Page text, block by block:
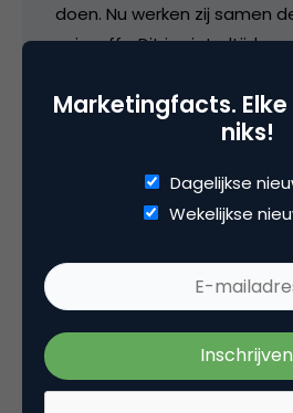
doen. Nu werken zij samen
spin-offs. Dit is niet altijd
kennis, innovatie en geld.
onderdeel van een
26 augustus 2006 om 08:20
media
Helder Menno, ik zal in het
Marketingfacts. Elke
niks!
Dagelijkse
Wekelijkse